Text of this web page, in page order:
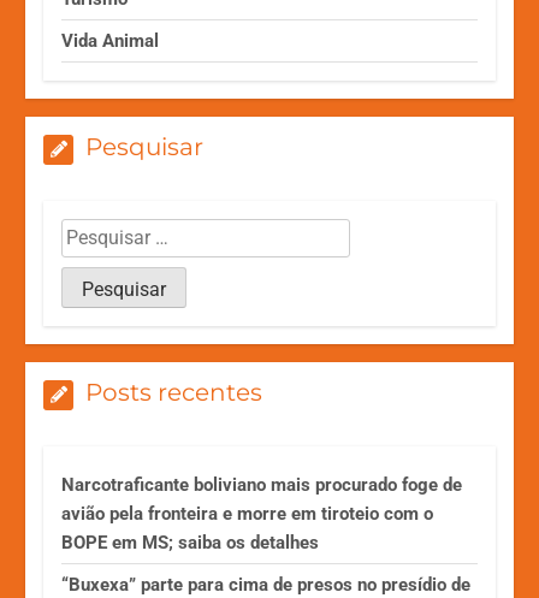
Vida Animal
Pesquisar
Posts recentes
Narcotraficante boliviano mais procurado foge de
avião pela fronteira e morre em tiroteio com o
BOPE em MS; saiba os detalhes
“Buxexa” parte para cima de presos no presídio de